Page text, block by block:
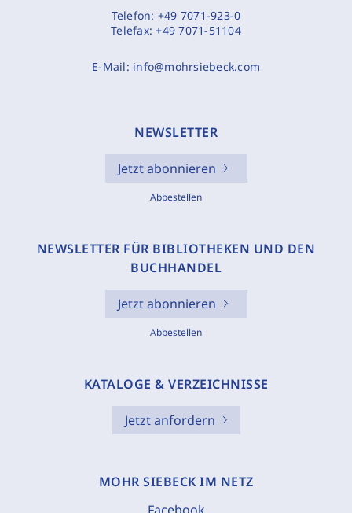
Telefon: +49 7071-923-0
Telefax:+49 7071-51104
E-Mail: info@mohrsiebeck.com
NEWSLETTER
Jetzt abonnieren
Abbestellen
NEWSLETTER FÜR BIBLIOTHEKEN UND DEN
BUCHHANDEL
Jetzt abonnieren
Abbestellen
KATALOGE & VERZEICHNISSE
Jetzt anfordern
MOHR SIEBECK IM NETZ